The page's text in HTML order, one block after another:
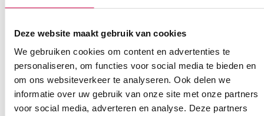
Deze website maakt gebruik van cookies
We gebruiken cookies om content en advertenties te
personaliseren, om functies voor social media te bieden en
om ons websiteverkeer te analyseren. Ook delen we
informatie over uw gebruik van onze site met onze partners
voor social media, adverteren en analyse. Deze partners
gespleten gehemelte procedures, ureterolithotomieën (verwijdering
(chirurgische incisie van het nierbekken van een nier voor het
Ze worden ook gebruikt binnen tandheelkundige ingrepen voor het
verhogen van huidflappen en voor het verwijderen van overtollig
gebied van de tand tijdens restauratieprocedures.
Scalpelmesjes + greep Swann Morton
Verkrijgbaar in: nr. 10 t/m 24